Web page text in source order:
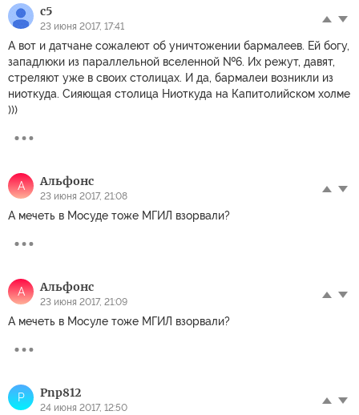
c5
23 июня 2017, 17:41
А вот и датчане сожалеют об уничтожении бармалеев. Ей богу,
западлюки из параллельной вселенной №6. Их режут, давят,
стреляют уже в своих столицах. И да, бармалеи возникли из
ниоткуда. Сияющая столица Ниоткуда на Капитолийском холме
)))
А Альфонс
23 июня 2017, 21:08
А мечеть в Мосуде тоже МГИЛ взорвали?
А Альфонс
23 июня 2017, 21:09
А мечеть в Мосуле тоже МГИЛ взорвали?
P Pnp812
24 июня 2017, 12:50